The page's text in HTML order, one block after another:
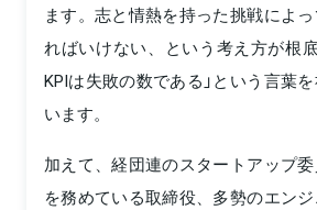
ます。志と情熱を持った挑戦によ
ればいけない、という考え方が根
KPIは失敗の数である」という言葉
います。
加えて、経団連のスタートアップ
を務めている取締役、多勢のエン